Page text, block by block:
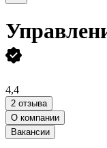
4,4
2 отзыва
О компании
Вакансии